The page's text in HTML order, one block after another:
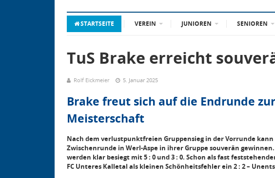
STARTSEITE VEREIN JUNIOREN SENIOREN
TuS Brake erreicht
Rolf Eickmeier 5. Januar 2025
Brake freut sich auf die Endrunde
Meisterschaft
Nach dem verlustpunktfreien Gruppensieg in der Vorrunde
Zwischenrunde in Werl-Aspe in ihrer Gruppe souverän
werden klar besiegt mit 5 : 0 und 3 : 0. Schon als fast
FC Unteres Kalletal als kleinen Schönheitsfehler ein 2 : 2 –